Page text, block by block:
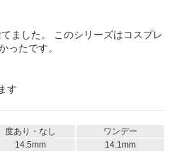
ました。 このシリーズはコスプレ
ったです。
す
度あり・なし
ワンデー
14.5mm
14.1mm